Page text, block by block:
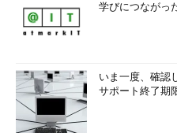
学びにつながっ
いま一度、確認
サポート終了期